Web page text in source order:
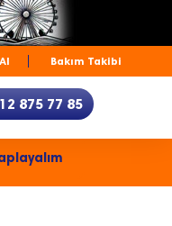
Bakım Takibi
875 77 85